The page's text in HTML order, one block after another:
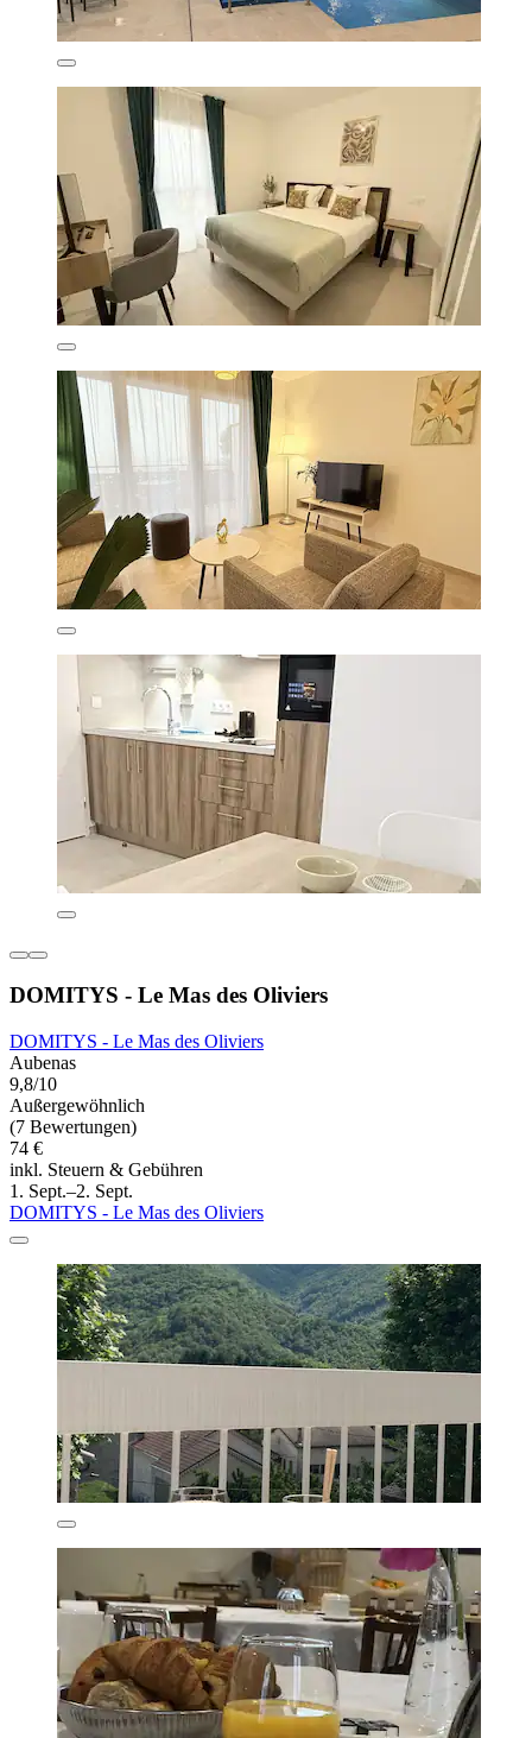
DOMITYS - Le Mas des Oliviers
DOMITYS - Le Mas des Oliviers
Aubenas
9,8/10
Außergewöhnlich
(7 Bewertungen)
74 €
inkl. Steuern & Gebühren
1. Sept.–2. Sept.
DOMITYS - Le Mas des Oliviers